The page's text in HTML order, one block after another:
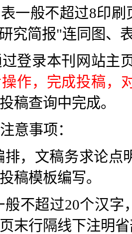
一般不超过8印
究简报"连同图、
登录本刊网站主
作，完成投稿，
稿查询中完成。
意事项：
排，文稿务求论
稿模板编写。
般不超过20个汉
末行隔线下注明